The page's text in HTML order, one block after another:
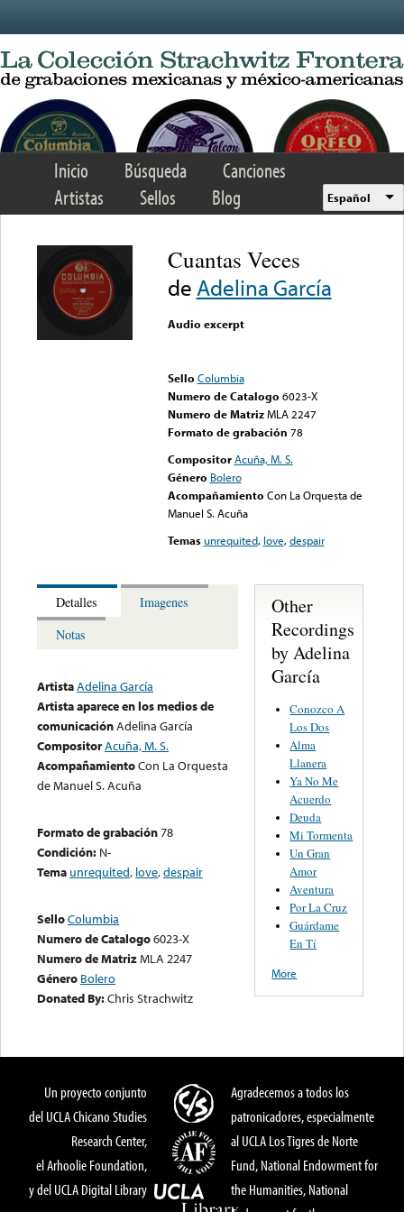
Inicio Búsqueda
Canciones
Artistas
Sellos Blog Español
Cuantas Veces
de Adelina García
Audio excerpt
Sello Columbia
Numero de Catalogo 6023-X
Numero de Matriz MLA 2247
Formato de grabación 78
Compositor Acuña, M. S.
Género Bolero
Acompañamiento Con La Orquesta de
Manuel S. Acuña
Temas unrequited, love,despair
Detalles
Imagenes
Notas
ArtistaAdelina García
Artista aparece en los medios de
comunicaciónAdelina García
CompositorAcuña, M. S.
AcompañamientoCon La Orquesta
de Manuel S. Acuña
Formato de grabación78
Condición: N-
Tema unrequited, love,despair
SelloColumbia
Numero de Catalogo6023-X
Numero de MatrizMLA 2247
Género Bolero
Donated By:Chris Strachwitz
Other
Recordings
by Adelina
García
Conozco A
Los Dos
Alma
Llanera
Ya No Me
Acuerdo
Deuda
Mi Tormenta
Un Gran
Amor
Aventura
Por La Cruz
Guárdame
En Tí
More
Un proyecto conjunto
del UCLA Chicano Studies
Research Center,
el Arhoolie Foundation,
y del UCLA Digital Library
Agradecemos a todos los
patronicadores, especialmente
al UCLA Los Tigres de Norte
Fund, National Endowment for
the Humanities, National